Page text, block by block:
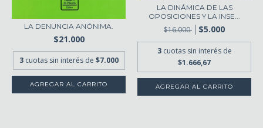
LA DENUNCIA ANÓNIMA.
$21.000
3 cuotas sin interés de $7.000
LA DINÁMICA DE LAS
OPOSICIONES Y LA INSE...
$16.000 $5.000
3 cuotas sin interés de
$1.666,67